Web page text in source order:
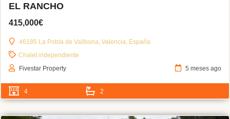
EL RANCHO
415,000€
46185 La Pobla de Vallbona, Valencia, España
Chalet independiente
Fivestar Property
5 meses ago
4 2